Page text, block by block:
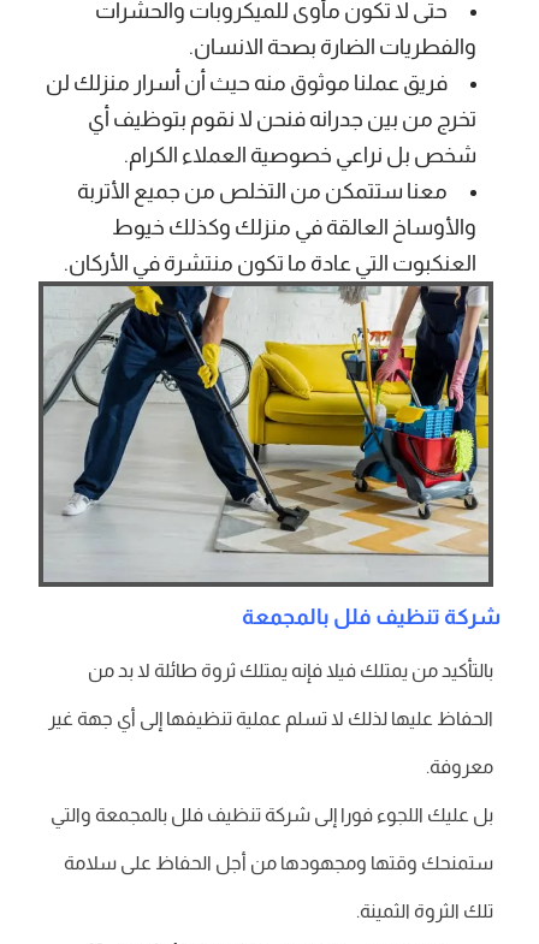
حتى لا تكون مأوى للميكروبات والحشرات
والفطريات الضارة بصحة الانسان.
فريق عملنا موثوق منه حيث أن أسرار منزلك لن
تخرج من بين جدرانه فنحن لا نقوم بتوظيف أي
شخص بل نراعي خصوصية العملاء الكرام.
معنا ستتمكن من التخلص من جميع الأتربة
والأوساخ العالقة في منزلك وكذلك خيوط
العنكبوت التي عادة ما تكون منتشرة في الأركان.
شركة تنظيف فلل بالمجمعة
بالتأكيد من يمتلك فيلا فإنه يمتلك ثروة طائلة لا بد من
الحفاظ عليها لذلك لا تسلم عملية تنظيفها إلى أي جهة غير
معروفة.
بل عليك اللجوء فورا إلى شركة تنظيف فلل بالمجمعة والتي
ستمنحك وقتها ومجهودها من أجل الحفاظ على سلامة
تلك الثروة الثمينة.